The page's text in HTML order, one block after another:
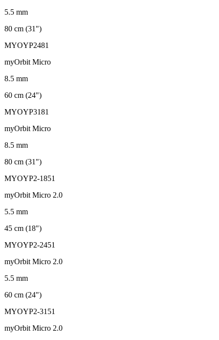
5.5 mm
80 cm (31")
MYOYP2481
myOrbit Micro
8.5 mm
60 cm (24")
MYOYP3181
myOrbit Micro
8.5 mm
80 cm (31")
MYOYP2-1851
myOrbit Micro 2.0
5.5 mm
45 cm (18")
MYOYP2-2451
myOrbit Micro 2.0
5.5 mm
60 cm (24")
MYOYP2-3151
myOrbit Micro 2.0